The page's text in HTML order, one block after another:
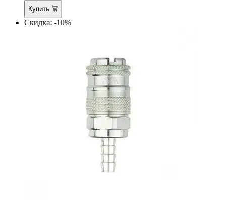
Купить
Скидка: -10%